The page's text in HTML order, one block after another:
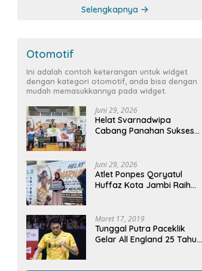
Selengkapnya
Otomotif
Ini adalah contoh keterangan untuk widget
dengan kategori otomotif, anda bisa dengan
mudah memasukkannya pada widget.
Juni 29, 2026
Helat Svarnadwipa
Cabang Panahan Sukses
Apresiasi
Juni 29, 2026
Atlet Ponpes Qoryatul
Huffaz Kota Jambi Raih
Maret 17, 2019
Tunggal Putra Paceklik
Gelar All England 25 Tahun,